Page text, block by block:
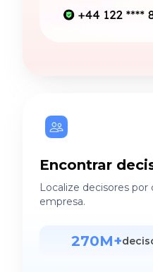
Encontrar
Localize decisores
empresa.
270M+